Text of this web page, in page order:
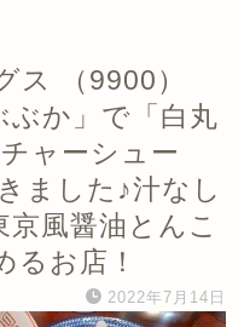
ス （9900）
ぶか」で「白丸
ャーシュー
ました♪汁なし
風醤油とんこ
るお店！
2022年7月14日